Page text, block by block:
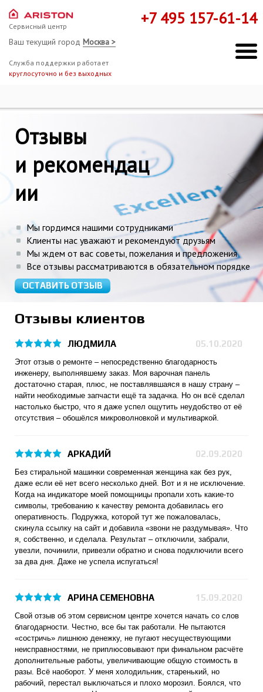
Сервисный центр
Ваш текущий город Москва >
Служба поддержки работает
круглосуточно и без выходных
+7 495 157-61-14
Отзывы
и рекомендац
ии
Мы гордимся нашими сотрудниками
Клиенты нас уважают и рекомендуют друзьям
Мы ждем от вас советы, пожелания и предложения
Все отзывы рассматриваются в обязательном порядке
ОСТАВИТЬ ОТЗЫВ
Отзывы клиентов
ЛЮДМИЛА 05.10.2020
Этот отзыв о ремонте – непосредственно благодарность
инженеру, выполнявшему заказ. Моя варочная панель
достаточно старая, плюс, не поставлявшаяся в нашу страну –
найти необходимые запчасти ещё та задачка. Но он всё сделал
настолько быстро, что я даже успел ощутить неудобство от её
отсутствия – обошёлся микроволновкой и мультиваркой.
АРКАДИЙ 02.09.2020
Без стиральной машинки современная женщина как без рук,
даже если её нет всего несколько дней. Вот и я не исключение.
Когда на индикаторе моей помощницы пропали хоть какие-то
символы, требованию к качеству ремонта добавилась его
оперативность. Подружка, которой тут же пожаловалась,
скинула ссылку на сайт и добавила «звони не раздумывая». Что
я, собственно, и сделала. Результат – отключили, забрали,
увезли, починили, привезли обратно и снова подключили всего
за два дня. Даже не успела испугаться!
АРИНА СЕМЕНОВНА 15.09.2020
Свой отзыв об этом сервисном центре хочется начать со слов
благодарности. Честно, все бы так работали. Не пытаются
«состричь» лишнюю денежку, не пугают несуществующими
неисправностями, не приплюсовывают при финальном расчёте
дополнительные работы, увеличивающие общую стоимость в
разы. Всё наоборот. У меня холодильник, старенький, но
рабочий, перестал выключаться и плохо морозил. Боялся, что